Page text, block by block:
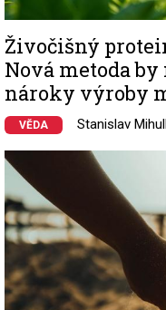
Živočišný
Nová metoda
nároky výroby
VĚDA Stanislav
Image